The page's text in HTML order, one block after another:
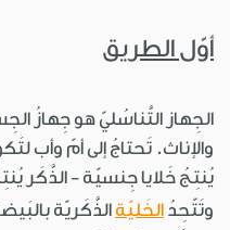
أوّل الطريق
الجِهاز التَّناسُليّ هو جِهازُ
والإناث. تَحتاجُ إلى أمّ وأب
يُنتِجُ خَلايا جِنسيّة - الذَّكَر
وتَتّحِدُ الخَليّة الذَّكَريّة